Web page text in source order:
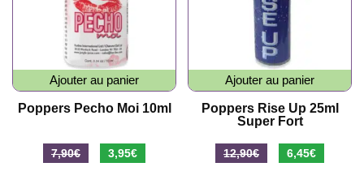
Ajouter au panier
Poppers Pecho Moi 10ml
7,90€
Le3,95€
Ajouter au panier
Poppers Rise Up 25ml
Super Fort
12,90€
Le6,45€